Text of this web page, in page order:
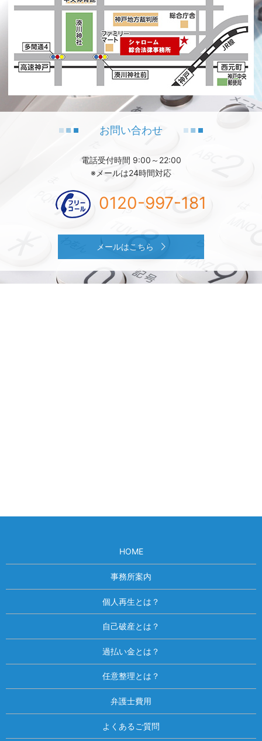
生活費不足のため借入が増えてしまい・・・
ことで、生活費のための借入が増えてしまいました。
お客様は、以前にも破産手続をしていたため、今回が2度目の
手続きとなり、裁判所からは反省文の提出指示もありました
が、無事に免責決定されました。
お客様からは、「ていねいで、大変満足しました」と評価して
の返済が苦しくなり、さらに借入が増加してしまいました。
することができず、当事務所の相談に来られました。
住宅ローン督促付の個人再生手続きのご依頼をいただき、無事
に認可決定され、お客様からは、「親身になって話をきいてい
ただ」いたと、喜んでいただきました。
お問い合わせ
電話受付時間 9:00～22:00
※メールは24時間対応
0120-997-181
メールはこちら
HOME
事務所案内
個人再生とは？
自己破産とは？
過払い金とは？
任意整理とは？
弁護士費用
よくあるご質問